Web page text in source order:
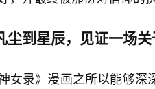
尘到星辰，见证一场
女录》漫画之所以能够